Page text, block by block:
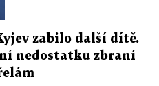
zabilo další dítě.
nedostatku zbraní